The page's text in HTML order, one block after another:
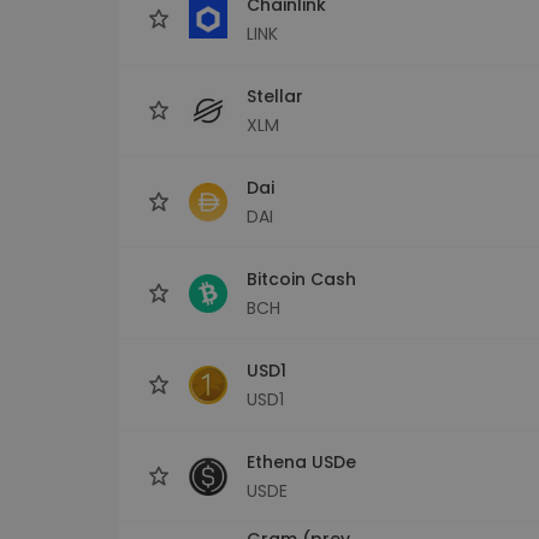
LINK
Stellar
XLM
Dai
DAI
Bitcoin Cash
BCH
USD1
USD1
Ethena USDe
USDE